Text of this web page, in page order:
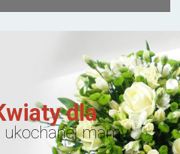
dla
ukochanej mamy